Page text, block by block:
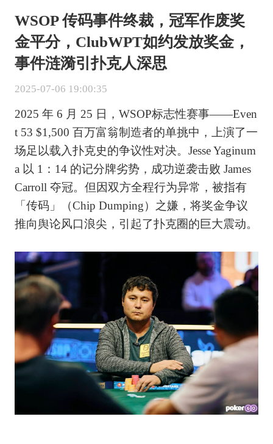
WSOP 传码事件终裁，冠军作废奖
金平分，ClubWPT如约发放奖金，
事件涟漪引扑克人深思
2025-07-06 19:00:35
2025 年 6 月 25 日，WSOP标志性赛事——Even
t 53 $1,500 百万富翁制造者的单挑中，上演了一
场足以载入扑克史的争议性对决。Jesse Yaginum
a 以 1：14 的记分牌劣势，成功逆袭击败 James
Carroll 夺冠。但因双方全程行为异常，被指有
「传码」（Chip Dumping）之嫌，将奖金争议
推向舆论风口浪尖，引起了扑克圈的巨大震动。